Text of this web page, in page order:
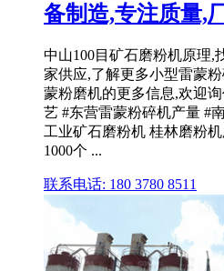
备制造,专注质量,
中山100目矿石磨粉机原理,
家供应,了解更多小型雷蒙
蒙粉磨机的更多信息,欢迎
艺 #东营雷蒙粉碎机产量 #
工业矿石磨粉机 桂林磨粉
1000个 ...
联系电话: 180 3780 8511